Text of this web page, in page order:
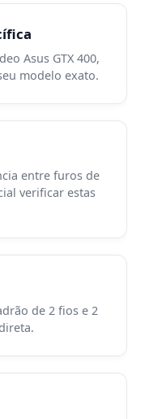
Asus GTX 400,
modelo exato.
entre furos de
verificar estas
de 2 fios e 2